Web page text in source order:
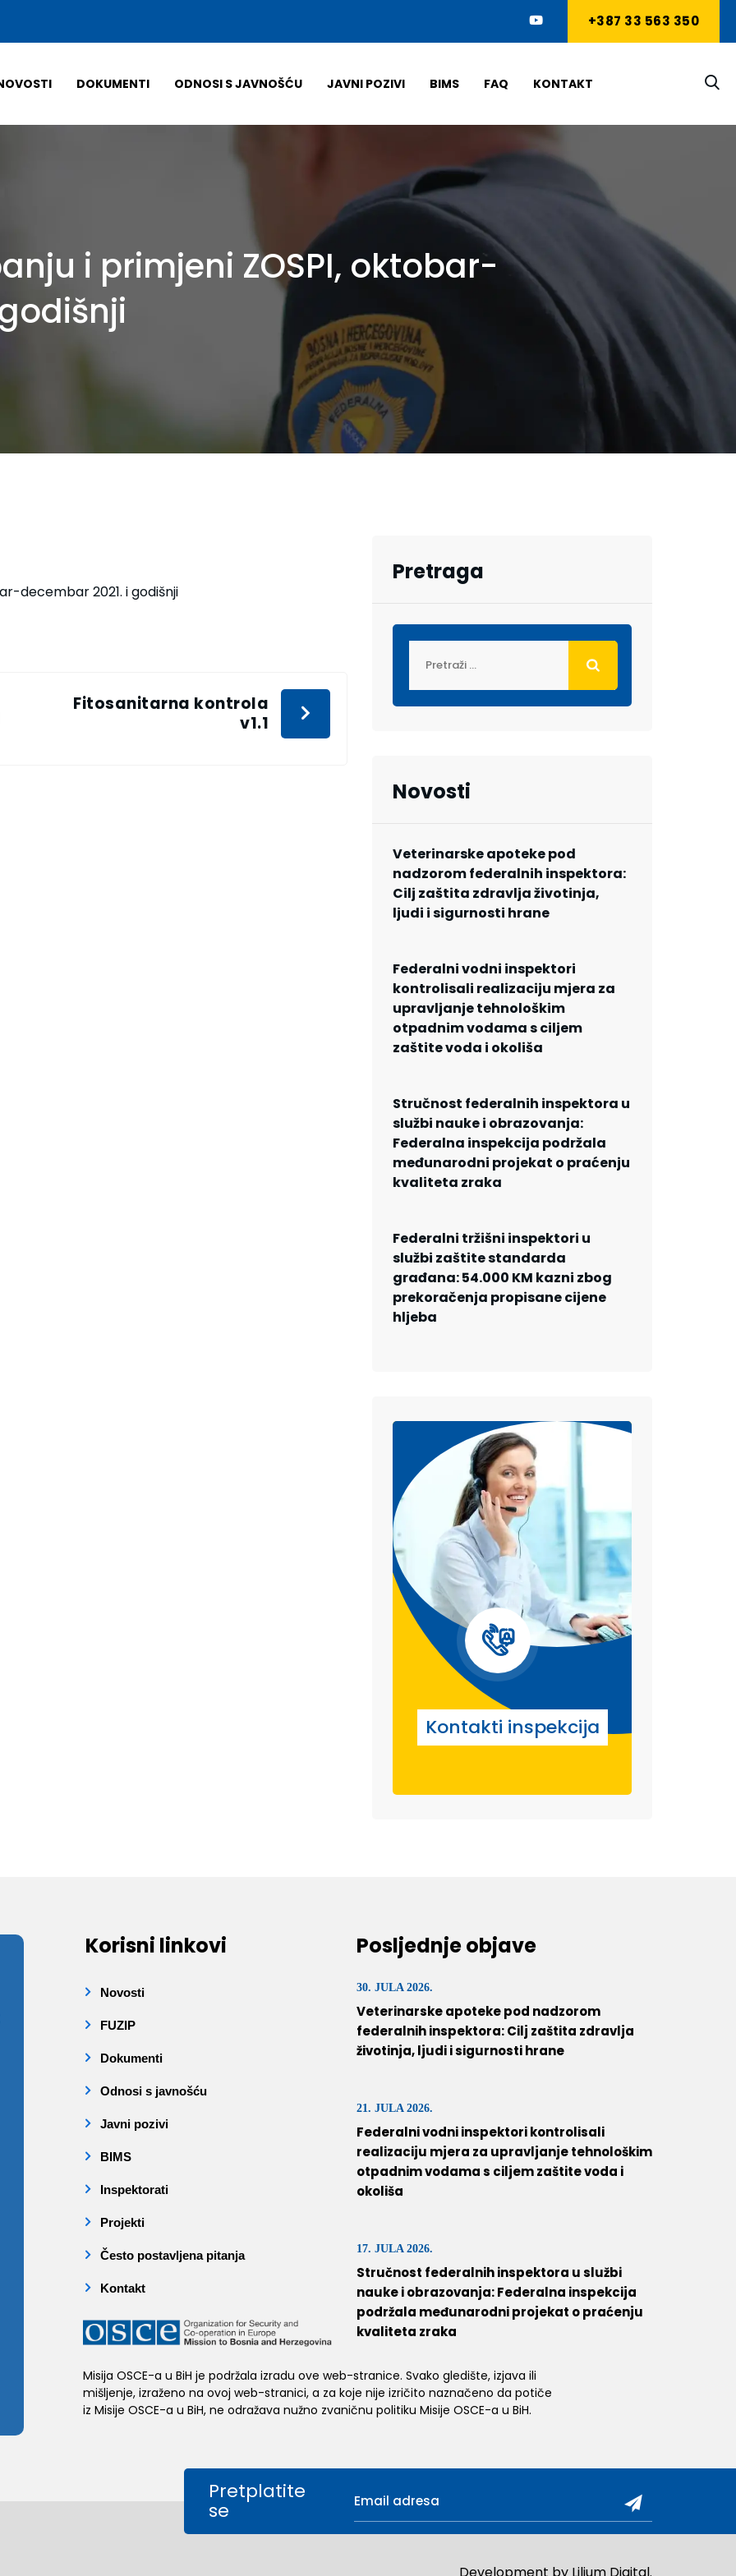
+387 33 563 350
DOKUMENTI ODNOSI S JAVNOŠĆU JAVNI POZIVI BIMS FAQ KONTAKT
i primjeni ZOSPI, oktobar-
decembar 2021. i godišnji
Fitosanitarna kontrola
v1.1
Pretraga
Novosti
Veterinarske apoteke pod
nadzorom federalnih inspektora:
Cilj zaštita zdravlja životinja,
ljudi i sigurnosti hrane
Federalni vodni inspektori
kontrolisali realizaciju mjera za
upravljanje tehnološkim
otpadnim vodama s ciljem
zaštite voda i okoliša
Stručnost federalnih inspektora u
službi nauke i obrazovanja:
Federalna inspekcija podržala
međunarodni projekat o praćenju
kvaliteta zraka
Federalni tržišni inspektori u
službi zaštite standarda
građana: 54.000 KM kazni zbog
prekoračenja propisane cijene
hljeba
Kontakti inspekcija
Korisni linkovi
Novosti
FUZIP
Dokumenti
Odnosi s javnošću
Javni pozivi
BIMS
Inspektorati
Projekti
Često postavljena pitanja
Kontakt
Misija OSCE-a u BiH je podržala izradu ove web-stranice. Svako gledište, izjava ili
mišljenje, izraženo na ovoj web-stranici, a za koje nije izričito naznačeno da potiče
iz Misije OSCE-a u BiH, ne odražava nužno zvaničnu politiku Misije OSCE-a u BiH.
Posljednje objave
30. JULA 2026.
Veterinarske apoteke pod nadzorom
federalnih inspektora: Cilj zaštita zdravlja
životinja, ljudi i sigurnosti hrane
21. JULA 2026.
Federalni vodni inspektori kontrolisali
realizaciju mjera za upravljanje tehnološkim
otpadnim vodama s ciljem zaštite voda i
okoliša
17. JULA 2026.
Stručnost federalnih inspektora u službi
nauke i obrazovanja: Federalna inspekcija
podržala međunarodni projekat o praćenju
kvaliteta zraka
Pretplatite
se